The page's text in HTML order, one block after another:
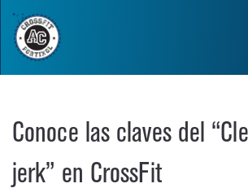
Conoce las claves del
jerk” en CrossFit